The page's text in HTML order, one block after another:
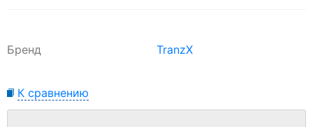
Бренд TranzX
К сравнению